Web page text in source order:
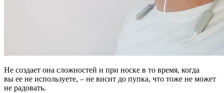
Не создает она сложностей и при носке в то время, когда
вы ее не используете, – не висит до пупка, что тоже не может
не радовать.